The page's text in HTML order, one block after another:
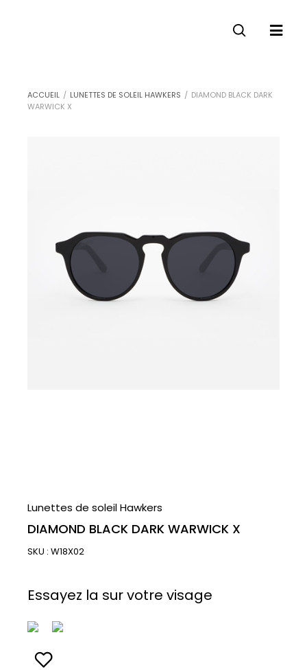
ACCUEIL / LUNETTES DE SOLEIL HAWKERS / DIAMOND BLACK DARK
WARWICK X
Lunettes de soleil Hawkers
DIAMOND BLACK DARK WARWICK X
SKU : W18X02
Essayez la sur votre visage